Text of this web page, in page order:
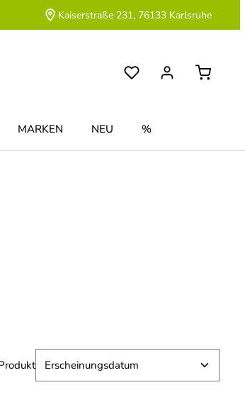
Kaiserstraße 231, 76133 Karlsruhe
MARKEN NEU %